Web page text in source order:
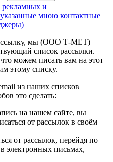
рекламных и
мною контактные
мы (ООО Т-МЕТ)
список рассылки.
можем писать вам на этот
этому списку.
из наших списков
это сделать:
на нашем сайте, вы
от рассылок в своём
от рассылок, перейдя по
электронных письмах,